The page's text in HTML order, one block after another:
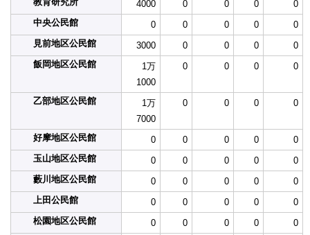
4000 0 0 0
0
中央公民館
0 0 0 0
0
見前地区公民館
3000 0 0 0
0
飯岡地区公民館
1万
1000
0 0 0 0
乙部地区公民館
1万
7000
0 0 0 0
好摩地区公民館 0 0 0 0
0
玉山地区公民館
0 0 0 0
0
藪川地区公民館
0 0 0 0
0
上田公民館
0 0 0 0
0
松園地区公民館
0 0 0 0
0